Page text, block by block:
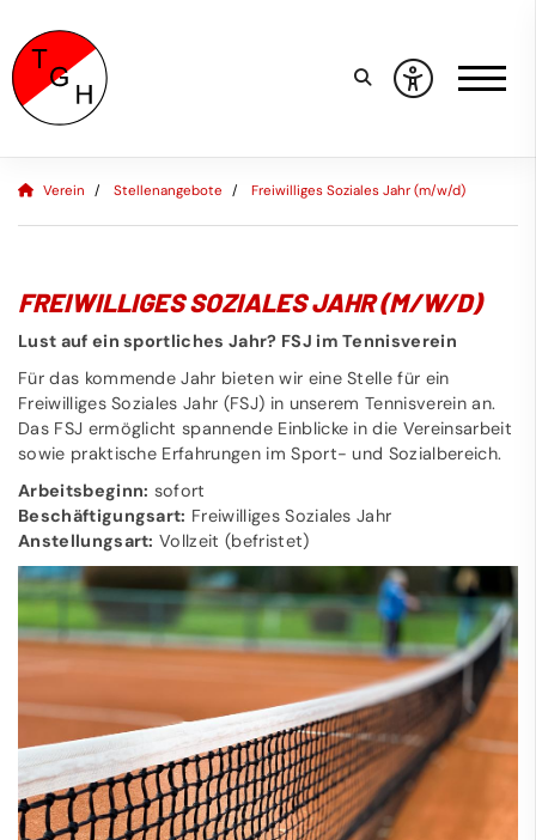
Verein Stellenangebote Freiwilliges Soziales Jahr (m/w/d)
FREIWILLIGES SOZIALES JAHR (M/W/D)
Lust auf ein sportliches Jahr? FSJ im Tennisverein
Für das kommende Jahr bieten wir eine Stelle für ein
Freiwilliges Soziales Jahr (FSJ) in unserem Tennisverein an.
Das FSJ ermöglicht spannende Einblicke in die Vereinsarbeit
sowie praktische Erfahrungen im Sport- und Sozialbereich.
Arbeitsbeginn: sofort
Beschäftigungsart: Freiwilliges Soziales Jahr
Anstellungsart: Vollzeit (befristet)